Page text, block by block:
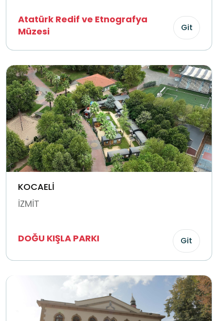
Atatürk Redif ve Etnografya
Müzesi
Git
KOCAELİ
İZMİT
DOĞU KIŞLA PARKI Git